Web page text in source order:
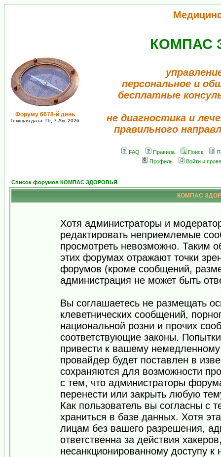
Форуму 6678-й день
Текущая дата: Пт, 7 Авг 2026
КОМПАС
персональное и
бесплатные
не диагностика и
правильного
FAQ Правила Поиск
Профиль
Войти и
Список форумов КОМПАС ЗДОРОВЬЯ
КОМПАС
Хотя администраторы и
редактировать неприемлемые
просмотреть невозможно. Таким
этих форумах отражают точки
форумов (кроме сообщений,
администрация не может быть
Вы соглашаетесь не размещать
клеветнических сообщений,
национальной розни и прочих
соответствующие законы.
привести к вашему
провайдер будет поставлен в
сохраняются для возможности
с тем, что администраторы
перенести или закрыть любую
Как пользователь вы согласны с
храниться в базе данных. Хотя
лицам без вашего разрешения,
ответственна за действия
несанкционированному доступу к